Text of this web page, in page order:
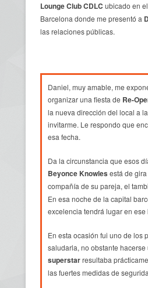
Lounge Club CDLC ubicado en
Barcelona donde me presentó a
las relaciones públicas.
Daniel, muy amable, me
organizar una fiesta de Re-
la nueva dirección del local a
invitarme. Le respondo que
esa fecha.
Da la circunstancia que esos
Beyonce Knowles está de
compañía de su pareja, el
En esa noche de la capital
excelencia tendrá lugar en ese
En esta ocasión fui uno de los
saludarla, no obstante
superstarresultaba
las fuertes medidas de